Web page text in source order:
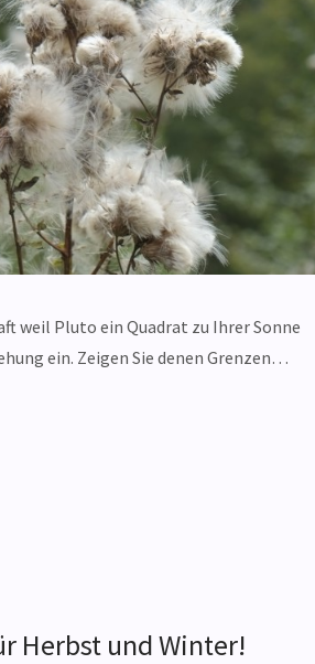
weil Pluto ein Quadrat zu Ihrer Sonne
ein. Zeigen Sie denen Grenzen…
Herbst und Winter!